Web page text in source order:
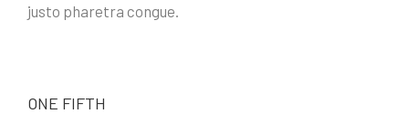
justo pharetra congue.
ONE FIFTH